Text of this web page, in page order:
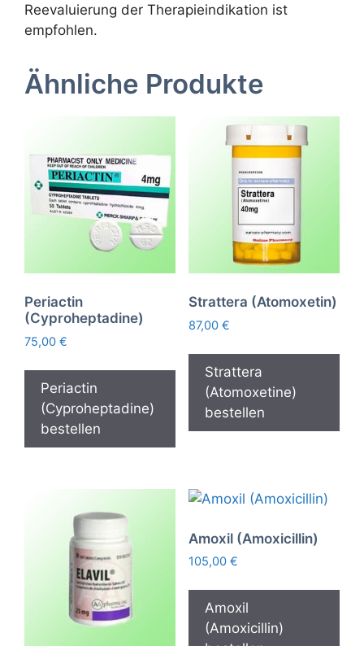
Reevaluierung der Therapieindikation ist
empfohlen.
Ähnliche Produkte
Periactin
(Cyproheptadine)
75,00 €
Periactin
(Cyproheptadine)
bestellen
Strattera (Atomoxetin)
87,00 €
Strattera
(Atomoxetine)
bestellen
Amoxil (Amoxicillin)
105,00 €
Amoxil
(Amoxicillin)